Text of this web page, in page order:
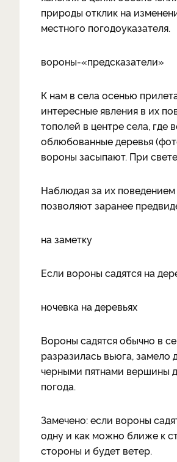
природы отклик на
местного погодоуказателя.
вороны-«предсказатели»
К нам в села осенью
интересные явления в их
тополей в центре села, где
облюбованные деревья
вороны засыпают. При
Наблюдая за их
позволяют заранее
на заметку
Если вороны садятся на
ночевка на деревьях
Вороны садятся обычно в
разразилась вьюга, замело
черными пятнами вершины
погода.
Замечено: если вороны
одну и как можно ближе к
стороны и будет ветер.